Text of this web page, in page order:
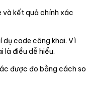
và kết quả chính xác
dụ code công khai. Vì
là điều dễ hiểu.
được đo bằng cách so